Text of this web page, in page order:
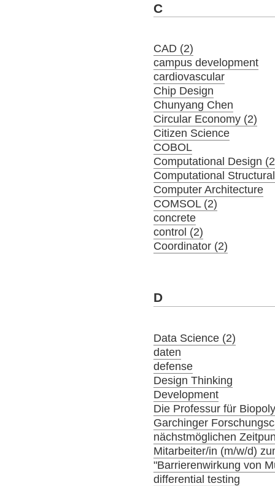
C
CAD (2)
campus development
cardiovascular
Chip Design
Chunyang Chen
Circular Economy (2)
Citizen Science
COBOL
Computational Design
Computational
Computer Architecture
COMSOL (2)
concrete
control (2)
Coordinator (2)
D
Data Science (2)
daten
defense
Design Thinking
Development
Die Professur für
Garchinger
nächstmöglichen
Mitarbeiter/in (m/w/d)
"Barrierenwirkung von
differential testing